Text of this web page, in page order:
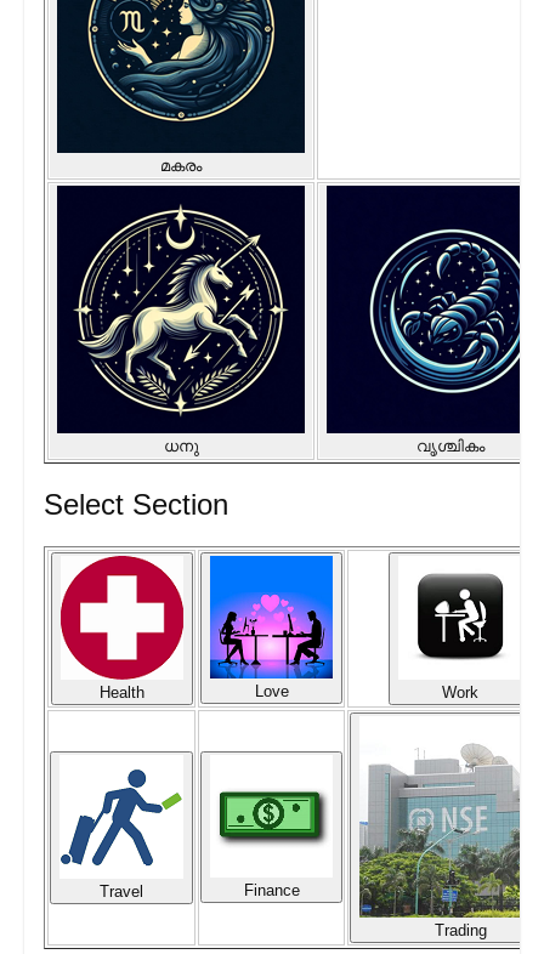
മകരം
ധനു വൃശ്ചികം
Select Section
Health Love Work
Travel Finance
Trading